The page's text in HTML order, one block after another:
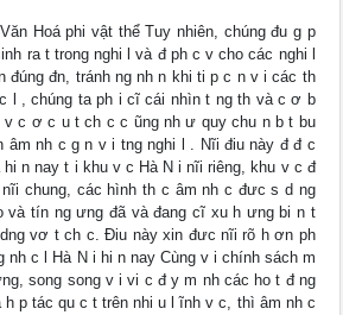
Hoá phi vật thể Tuy nhiên, chúng đu g p
ra t trong nghi l và đ ph c v cho các nghi l
đúng đn, tránh ng nh n khi ti p c n v i các th
l , chúng ta ph i cĩ cái nhìn t ng th và c ơ b
v c ơ c u t ch c c ũng nh ư quy chu n b t bu
âm nh c g n v i tng nghi l . Nĩi điu này đ đ c
n nay t i khu v c Hà N i nĩi riêng, khu v c đ
chung, các hình th c âm nh c đưc s d ng
và tín ng ưng đã và đang cĩ xu h ưng bi n t
vơ t ch c. Điu này xin đưc nĩi rõ h ơn ph
nh c l Hà N i hi n nay Cùng v i chính sách m
song song v i vi c đ y m nh các ho t đ ng
p tác qu c t trên nhi u l ĩnh v c, thì âm nh c